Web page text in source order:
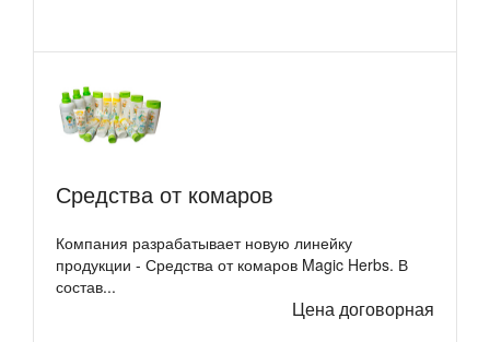
Средства от комаров
Компания разрабатывает новую линейку
продукции - Средства от комаров Magic Herbs. В
состав...
Цена договорная